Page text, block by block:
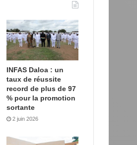
INFAS Daloa : un
taux de réussite
record de plus de 97
% pour la promotion
sortante
2 juin 2026